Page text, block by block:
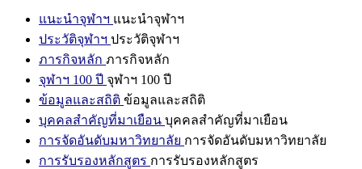
แนะนำจุฬาฯ แนะนำจุฬาฯ
ประวัติจุฬาฯ ประวัติจุฬาฯ
ภารกิจหลัก ภารกิจหลัก
จุฬาฯ 100 ปี จุฬาฯ 100 ปี
ข้อมูลและสถิติ ข้อมูลและสถิติ
บุคคลสำคัญที่มาเยือน บุคคลสำคัญที่มาเยือน
การจัดอันดับมหาวิทยาลัย การจัดอันดับมหาวิทยาลัย
การรับรองหลักสูตร การรับรองหลักสูตร